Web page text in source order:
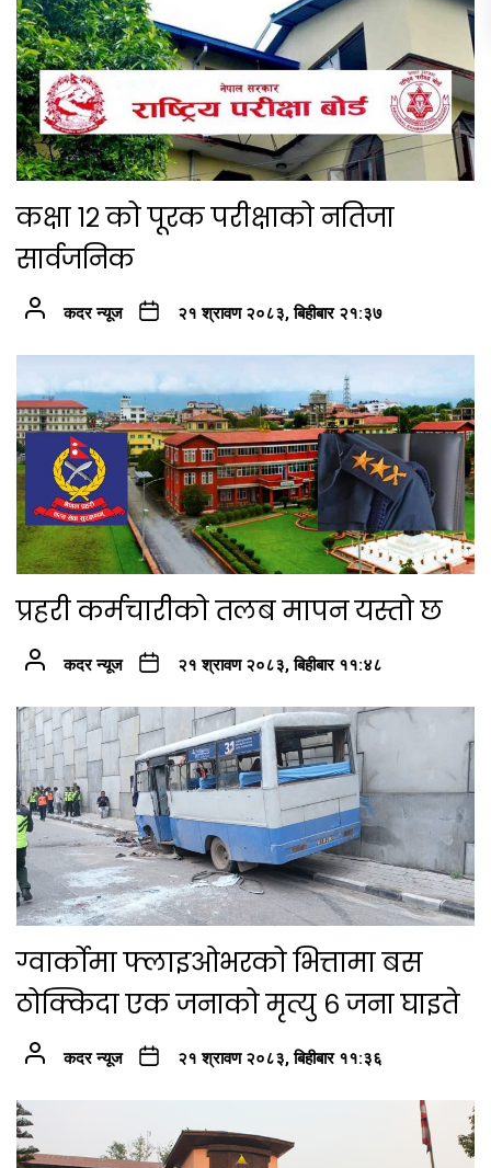
कक्षा १२ को पूरक परीक्षाको नतिजा
सार्वजनिक
कदर न्यूज २१ श्रावण २०८३, बिहीबार २१:३७
प्रहरी कर्मचारीको तलब मापन यस्तो छ
कदर न्यूज २१ श्रावण २०८३, बिहीबार ११:४८
ग्वार्कोमा फ्लाइओभरको भित्तामा बस
ठोक्किदा एक जनाको मृत्यु ६ जना घाइते
कदर न्यूज २१ श्रावण २०८३, बिहीबार ११:३६